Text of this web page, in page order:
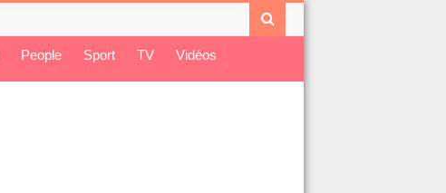
People Sport TV Vidéos